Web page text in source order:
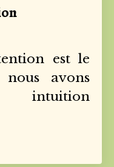
est le
avons
intuition